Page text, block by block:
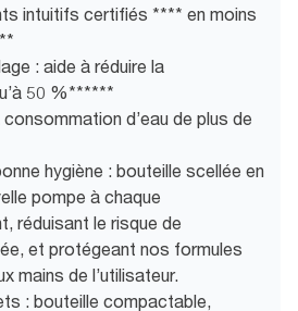
intuitifs certifiés **** en moins
: aide à réduire la
50 %******
d’eau de plus de
hygiène : bouteille scellée en
pompe à chaque
réduisant le risque de
et protégeant nos formules
mains de l’utilisateur.
: bouteille compactable,